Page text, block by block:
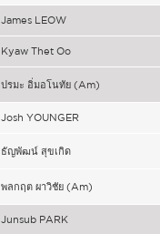
James LEOW
Kyaw Thet Oo
ปรมะ อิ่มอโนทัย (Am)
Josh YOUNGER
ธัญพัฒน์ สุขเกิด
พลกฤต ผาวิชัย (Am)
Junsub PARK